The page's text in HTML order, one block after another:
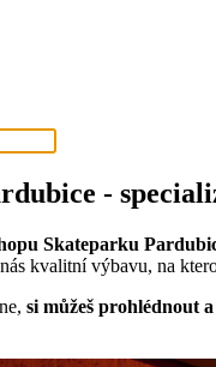
-
Skateparku
kvalitní výbavu, na
si můžeš prohlédnout